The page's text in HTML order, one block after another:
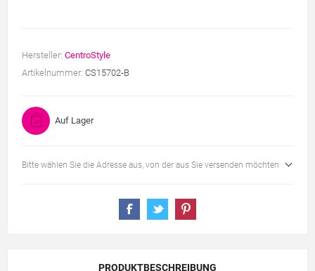
Hersteller: CentroStyle
Artikelnummer: CS15702-B
Auf Lager
Bitte wählen Sie die Adresse aus, von der aus Sie versenden möchten
PRODUKTBESCHREIBUNG